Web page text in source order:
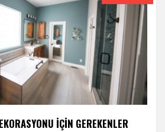
IÇIN GEREKENLER